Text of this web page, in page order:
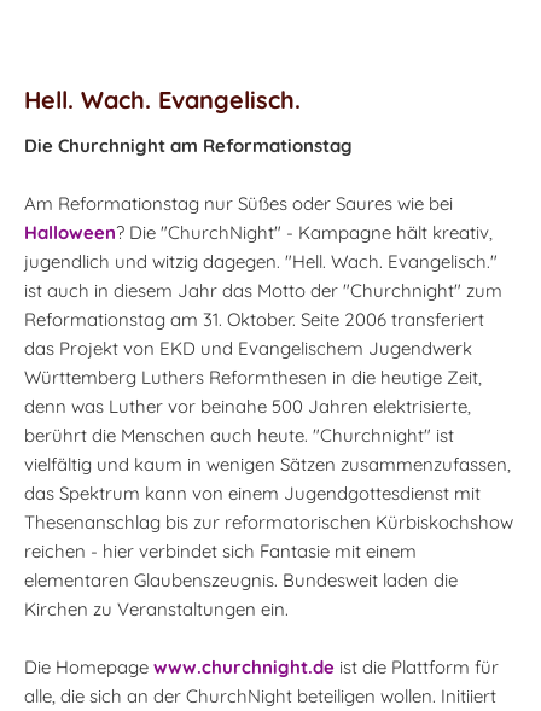
Hell. Wach. Evangelisch.
Die Churchnight am Reformationstag
Am Reformationstag nur Süßes oder Saures wie bei
Halloween? Die "ChurchNight" - Kampagne hält kreativ,
jugendlich und witzig dagegen. "Hell. Wach. Evangelisch."
ist auch in diesem Jahr das Motto der "Churchnight" zum
Reformationstag am 31. Oktober. Seite 2006 transferiert
das Projekt von EKD und Evangelischem Jugendwerk
Württemberg Luthers Reformthesen in die heutige Zeit,
denn was Luther vor beinahe 500 Jahren elektrisierte,
berührt die Menschen auch heute. "Churchnight" ist
vielfältig und kaum in wenigen Sätzen zusammenzufassen,
das Spektrum kann von einem Jugendgottesdienst mit
Thesenanschlag bis zur reformatorischen Kürbiskochshow
reichen - hier verbindet sich Fantasie mit einem
elementaren Glaubenszeugnis. Bundesweit laden die
Kirchen zu Veranstaltungen ein.
Die Homepage www.churchnight.de ist die Plattform für
alle, die sich an der ChurchNight beteiligen wollen. Initiiert